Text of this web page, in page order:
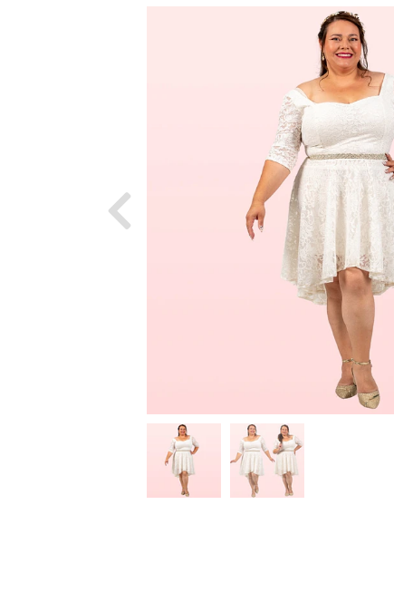
Previous